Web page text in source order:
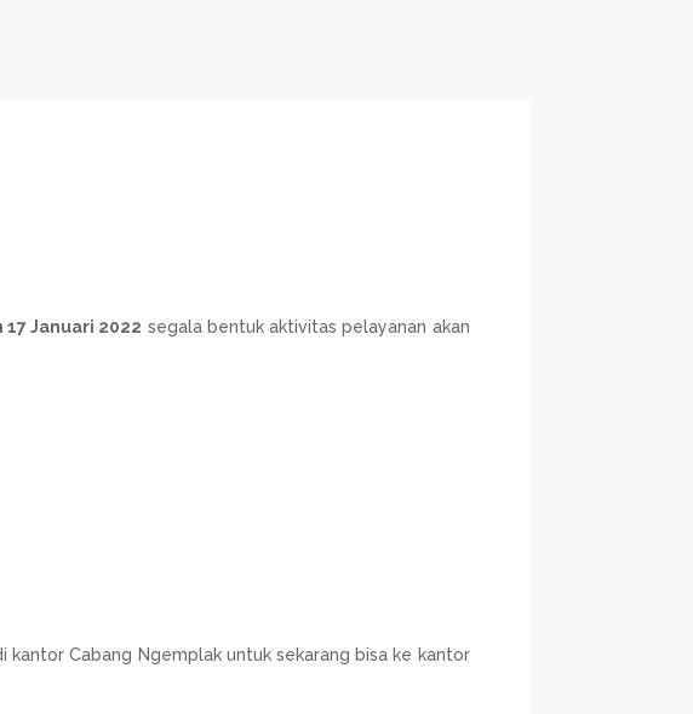
Januari 2022 segala bentuk aktivitas pelayanan akan
Cabang Ngemplak untuk sekarang bisa ke kantor